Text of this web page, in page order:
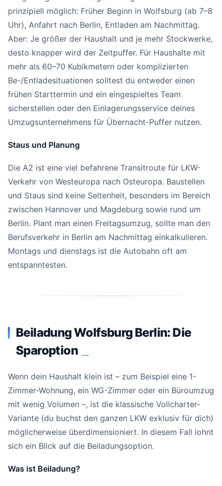
prinzipiell möglich: Früher Beginn in Wolfsburg (ab 7–8
Uhr), Anfahrt nach Berlin, Entladen am Nachmittag.
Aber: Je größer der Haushalt und je mehr Stockwerke,
desto knapper wird der Zeitpuffer. Für Haushalte mit
mehr als 60–70 Kubikmetern oder komplizierten
Be-/Entladesituationen solltest du entweder einen
frühen Starttermin und ein eingespieltes Team
sicherstellen oder den Einlagerungsservice deines
Umzugsunternehmens für Übernacht-Puffer nutzen.
Staus und Planung
Die A2 ist eine viel befahrene Transitroute für LKW-
Verkehr von Westeuropa nach Osteuropa. Baustellen
und Staus sind keine Seltenheit, besonders im Bereich
zwischen Hannover und Magdeburg sowie rund um
Berlin. Plant man einen Freitagsumzug, sollte man den
Berufsverkehr in Berlin am Nachmittag einkalkulieren.
Montags und dienstags ist die Autobahn oft am
entspanntesten.
Beiladung Wolfsburg Berlin: Die
Sparoption
Wenn dein Haushalt klein ist – zum Beispiel eine 1-
Zimmer-Wohnung, ein WG-Zimmer oder ein Büroumzug
mit wenig Volumen –, ist die klassische Vollcharter-
Variante (du buchst den ganzen LKW exklusiv für dich)
möglicherweise überdimensioniert. In diesem Fall lohnt
sich ein Blick auf die Beiladungsoption.
Was ist Beiladung?